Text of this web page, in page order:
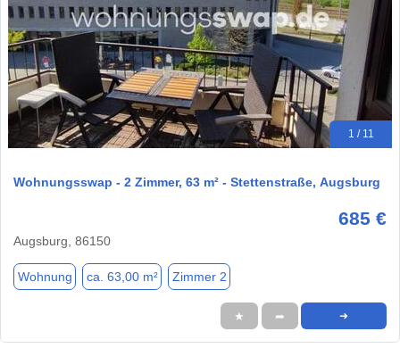
1 / 11
Wohnungsswap - 2 Zimmer, 63 m² - Stettenstraße, Augsburg
685 €
Augsburg, 86150
Wohnung ca. 63,00 m² Zimmer 2
★ ➦ ➜